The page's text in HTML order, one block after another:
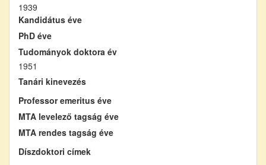
1939
Kandidátus éve
PhD éve
Tudományok doktora év
1951
Tanári kinevezés
Professor emeritus éve
MTA levelező tagság éve
MTA rendes tagság éve
Díszdoktori címek